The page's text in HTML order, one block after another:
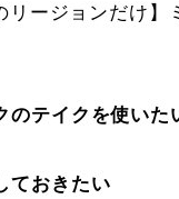
ージョンだけ】
のテイクを使いた
ておきたい